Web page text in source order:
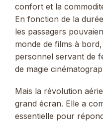
confort et la
En fonction de la
les passagers
monde de films à
personnel servant de
de magie
Mais la révolution
grand écran. Elle a
essentielle pour